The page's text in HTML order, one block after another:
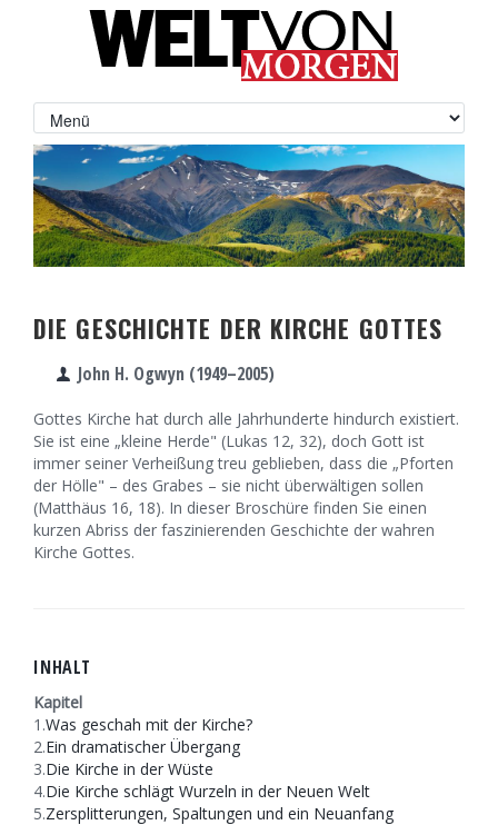
DIE GESCHICHTE DER KIRCHE GOTTES
John H. Ogwyn (1949–2005)
Gottes Kirche hat durch alle Jahrhunderte hindurch existiert.
Sie ist eine „kleine Herde" (Lukas 12, 32), doch Gott ist
immer seiner Verheißung treu geblieben, dass die „Pforten
der Hölle" – des Grabes – sie nicht überwältigen sollen
(Matthäus 16, 18). In dieser Broschüre finden Sie einen
kurzen Abriss der faszinierenden Geschichte der wahren
Kirche Gottes.
INHALT
Kapitel
1.Was geschah mit der Kirche?
2.Ein dramatischer Übergang
3.Die Kirche in der Wüste
4.Die Kirche schlägt Wurzeln in der Neuen Welt
5.Zersplitterungen, Spaltungen und ein Neuanfang